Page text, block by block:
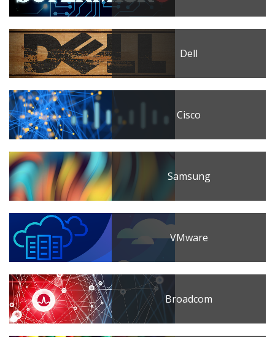
Dell
Cisco
Samsung
VMware
Broadcom